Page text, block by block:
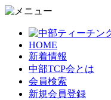
HOME
新着情報
中部TCP会とは
会員検索
新規会員登録